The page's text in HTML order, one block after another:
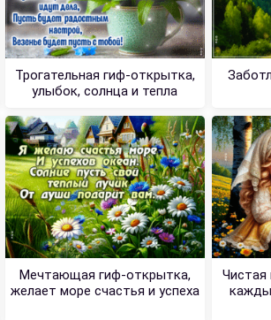
Трогательная гиф-открытка,
улыбок, солнца и тепла
Мечтающая гиф-открытка,
желает море счастья и успеха
Чистая